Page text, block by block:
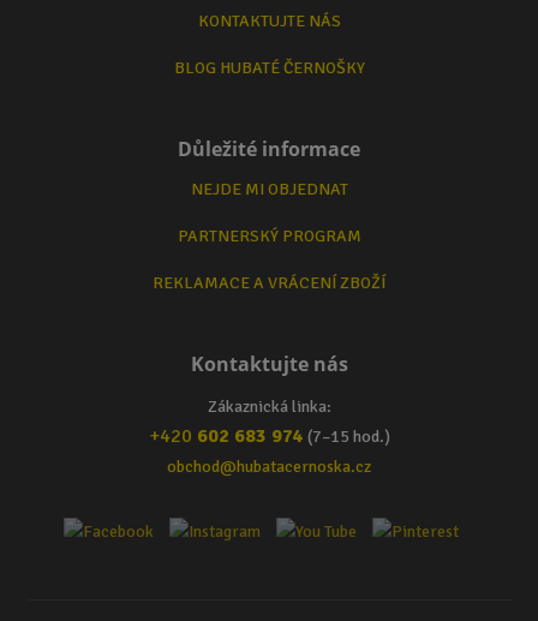
KONTAKTUJTE NÁS
BLOG HUBATÉ ČERNOŠKY
Důležité informace
NEJDE MI OBJEDNAT
PARTNERSKÝ PROGRAM
REKLAMACE A VRÁCENÍ ZBOŽÍ
Kontaktujte nás
Zákaznická linka:
+420 602 683 974 (7–15 hod.)
obchod@hubatacernoska.cz